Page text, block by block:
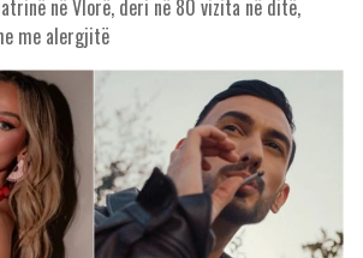
në Vlorë, deri në 80 vizita në ditë,
me alergjitë